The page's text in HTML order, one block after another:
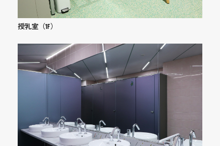
授乳室（1F）